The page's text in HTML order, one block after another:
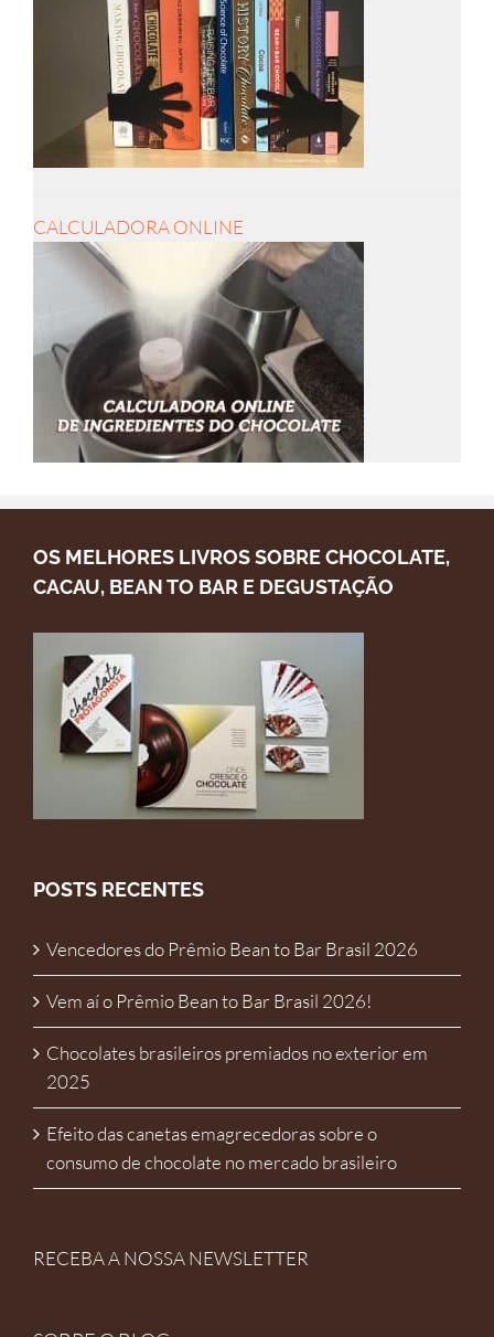
CALCULADORA ONLINE
OS MELHORES LIVROS SOBRE CHOCOLATE,
CACAU, BEAN TO BAR E DEGUSTAÇÃO
POSTS RECENTES
Vencedores do Prêmio Bean to Bar Brasil 2026
Vem aí o Prêmio Bean to Bar Brasil 2026!
Chocolates brasileiros premiados no exterior em
2025
Efeito das canetas emagrecedoras sobre o
consumo de chocolate no mercado brasileiro
RECEBA A NOSSA NEWSLETTER